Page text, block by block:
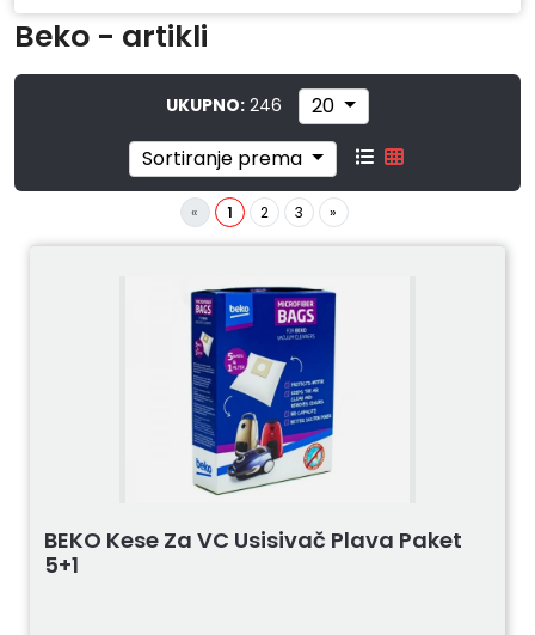
Beko - artikli
UKUPNO: 246
20
Sortiranje prema
« 1 2 3 »
BEKO Kese Za VC Usisivač Plava Paket
5+1